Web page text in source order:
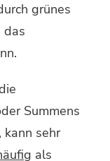
grünes
das
Summens
kann sehr
als